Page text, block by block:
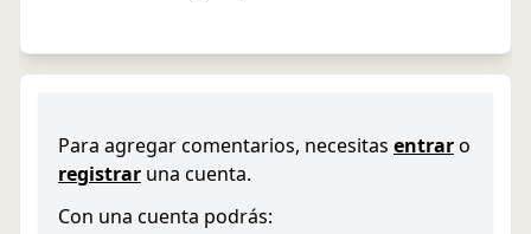
Para agregar comentarios, necesitas entraro
registrar una cuenta.
Con una cuenta podrás: